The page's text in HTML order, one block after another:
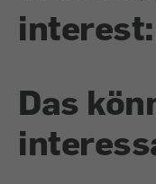
interest:
Das